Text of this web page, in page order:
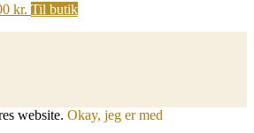
kr. Current
Til butik
website. Okay, jeg er med